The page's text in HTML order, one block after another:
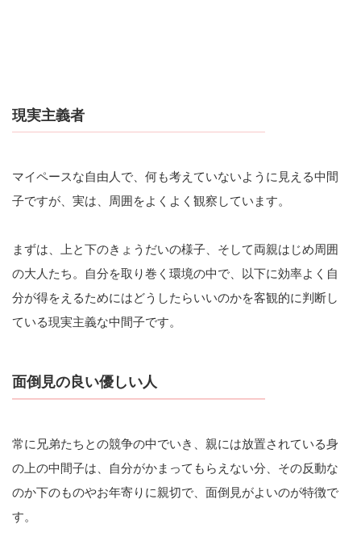
現実主義者
マイペースな自由人で、何も考えていないように見える中間
子ですが、実は、周囲をよくよく観察しています。
まずは、上と下のきょうだいの様子、そして両親はじめ周囲
の大人たち。自分を取り巻く環境の中で、以下に効率よく自
分が得をえるためにはどうしたらいいのかを客観的に判断し
ている現実主義な中間子です。
面倒見の良い優しい人
常に兄弟たちとの競争の中でいき、親には放置されている身
の上の中間子は、自分がかまってもらえない分、その反動な
のか下のものやお年寄りに親切で、面倒見がよいのが特徴で
す。